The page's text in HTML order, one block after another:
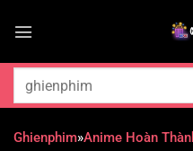
đến
dung
Ghienphim»Anime Hoàn